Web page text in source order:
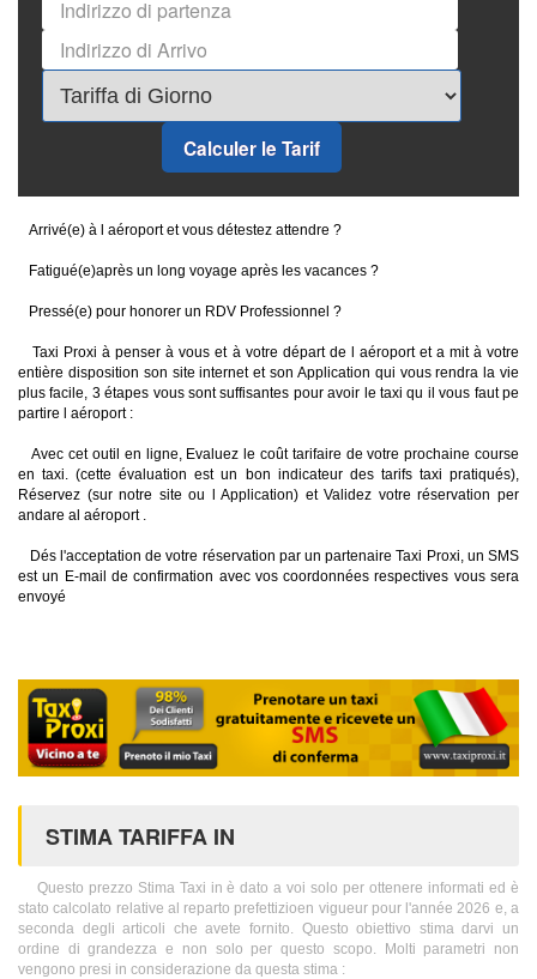
Calculer le Tarif
Arrivé(e) à l aéroport et vous détestez attendre ?
Fatigué(e)après un long voyage après les vacances ?
Pressé(e) pour honorer un RDV Professionnel ?
Taxi Proxi à penser à vous et à votre départ de l aéroport et a mit à votre
entière disposition son site internet et son Application qui vous rendra la vie
plus facile, 3 étapes vous sont suffisantes pour avoir le taxi qu il vous faut pe
partire l aéroport :
Avec cet outil en ligne, Evaluez le coût tarifaire de votre prochaine course
en taxi. (cette évaluation est un bon indicateur des tarifs taxi pratiqués),
Réservez (sur notre site ou l Application) et Validez votre réservation per
andare al aéroport .
Dés l'acceptation de votre réservation par un partenaire Taxi Proxi, un SMS
est un E-mail de confirmation avec vos coordonnées respectives vous sera
envoyé
STIMA TARIFFA IN
Questo prezzo Stima Taxi in è dato a voi solo per ottenere informati ed è
stato calcolato relative al reparto prefettizioen vigueur pour l'année 2026 e, a
seconda degli articoli che avete fornito. Questo obiettivo stima darvi un
ordine di grandezza e non solo per questo scopo. Molti parametri non
vengono presi in considerazione da questa stima :